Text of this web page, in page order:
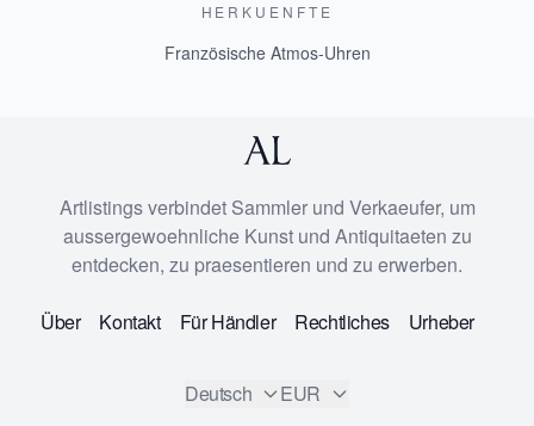
HERKUENFTE
Französische Atmos-Uhren
Artlistings verbindet Sammler und Verkaeufer, um
aussergewoehnliche Kunst und Antiquitaeten zu
entdecken, zu praesentieren und zu erwerben.
Über Kontakt Für Händler Rechtliches Urheber
Deutsch EUR